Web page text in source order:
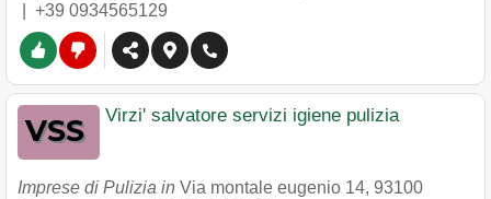
+39 0934565129
Virzi' salvatore servizi igiene pulizia
Imprese di Pulizia in Via montale eugenio 14, 93100